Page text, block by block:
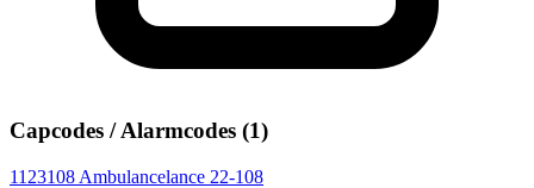
Capcodes / Alarmcodes (1)
1123108 Ambulancelance 22-108